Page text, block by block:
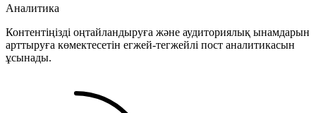
Аналитика
Контентіңізді оңтайландыруға және аудиториялық ынамдарын
арттыруға көмектесетін егжей-тегжейлі пост аналитикасын
ұсынады.